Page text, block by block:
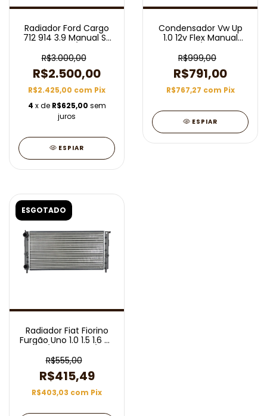
Radiador Ford Cargo
712 914 3.9 Manual S/
R$3.000,00
R$2.500,00
R$2.425,00 com Pix
4 x de R$625,00 sem
juros
ESPIAR
Condensador Vw Up
1.0 12v Flex Manual
R$999,00
R$791,00
R$767,27 com Pix
ESPIAR
ESGOTADO
Radiador Fiat Fiorino
Furgão Uno 1.0 1.5 1.6 8v
R$555,00
R$415,49
R$403,03 com Pix